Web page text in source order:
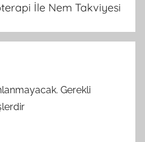
İle Nem Takviyesi
Gerekli